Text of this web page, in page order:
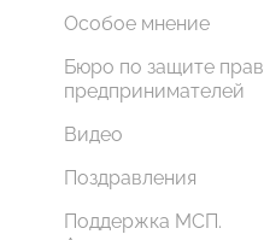
Особое мнение
Бюро по защите прав
предпринимателей
Видео
Поздравления
Поддержка МСП.